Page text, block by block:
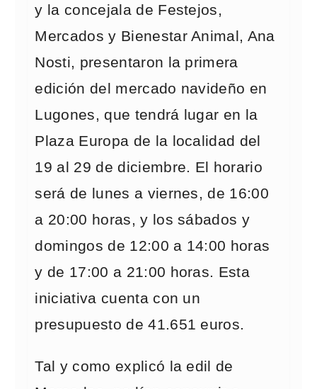
y la concejala de Festejos,
Mercados y Bienestar Animal, Ana
Nosti, presentaron la primera
edición del mercado navideño en
Lugones, que tendrá lugar en la
Plaza Europa de la localidad del
19 al 29 de diciembre. El horario
será de lunes a viernes, de 16:00
a 20:00 horas, y los sábados y
domingos de 12:00 a 14:00 horas
y de 17:00 a 21:00 horas. Esta
iniciativa cuenta con un
presupuesto de 41.651 euros.
Tal y como explicó la edil de